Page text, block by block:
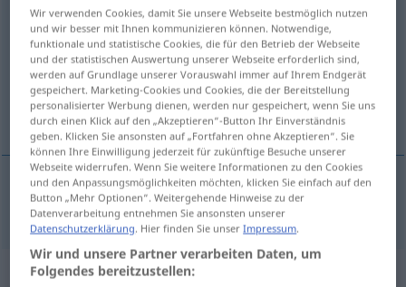
meist
Übersicht aller Übersetzungen
(Für mehr Details die Übersetzung anklicken/antippen)
nejvíc, vĕtšinou
nejvíc(e),vĕtšinou meist
Synonyme für "meist"
Wir verwenden Cookies, damit Sie unsere Webseite bestmöglich nutzen
und wir besser mit Ihnen kommunizieren können. Notwendige,
funktionale und statistische Cookies, die für den Betrieb der Webseite
und der statistischen Auswertung unserer Webseite erforderlich sind,
werden auf Grundlage unserer Vorauswahl immer auf Ihrem Endgerät
gespeichert. Marketing-Cookies und Cookies, die der Bereitstellung
personalisierter Werbung dienen, werden nur gespeichert, wenn Sie uns
durch einen Klick auf den „Akzeptieren“-Button Ihr Einverständnis
geben. Klicken Sie ansonsten auf „Fortfahren ohne Akzeptieren“. Sie
können Ihre Einwilligung jederzeit für zukünftige Besuche unserer
Webseite widerrufen. Wenn Sie weitere Informationen zu den Cookies
und den Anpassungsmöglichkeiten möchten, klicken Sie einfach auf den
Button „Mehr Optionen“. Weitergehende Hinweise zu der
Datenverarbeitung entnehmen Sie ansonsten unserer
Datenschutzerklärung. Hier finden Sie unserImpressum.
Wir und unsere Partner verarbeiten Daten, um
Folgendes bereitzustellen: